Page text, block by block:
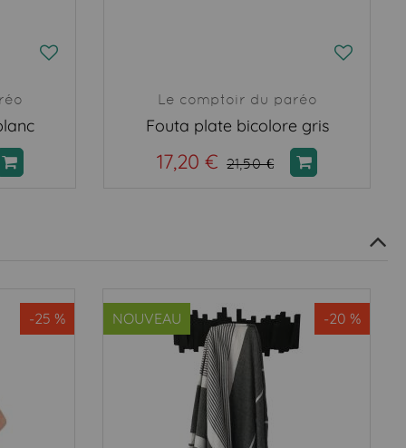
Le comptoir du paréo
Fouta plate bicolore gris
17,20 € 21,50 €
-25 % NOUVEAU -20 %